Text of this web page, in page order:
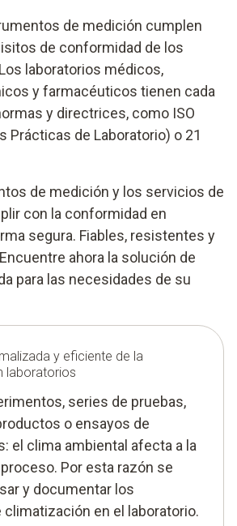
de medición cumplen
de conformidad de los
laboratorios médicos,
y farmacéuticos tienen cada
y directrices, como ISO
Prácticas de Laboratorio) o 21
de medición y los servicios de
con la conformidad en
segura. Fiables, resistentes y
ahora la solución de
para las necesidades de su
y eficiente de la
laboratorios
series de pruebas,
o ensayos de
el clima ambiental afecta a la
Por esta razón se
y documentar los
climatización en el laboratorio.